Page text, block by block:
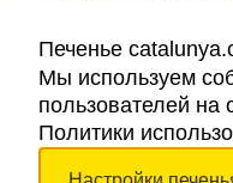
Наши партнеры
Печенье
Мы используем
пользователей
Политики